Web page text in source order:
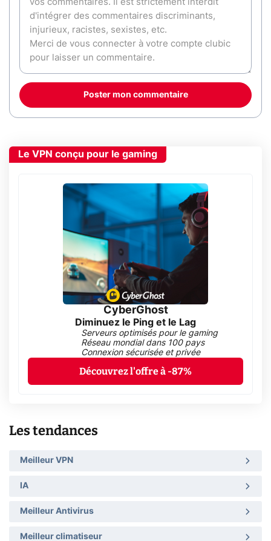
Poster mon commentaire
Le VPN conçu pour le gaming
CyberGhost
Diminuez le Ping et le Lag
Serveurs optimisés pour le gaming
Réseau mondial dans 100 pays
Connexion sécurisée et privée
Découvrez l'offre à -87%
Les tendances
Meilleur VPN
IA
Meilleur Antivirus
Meilleur climatiseur